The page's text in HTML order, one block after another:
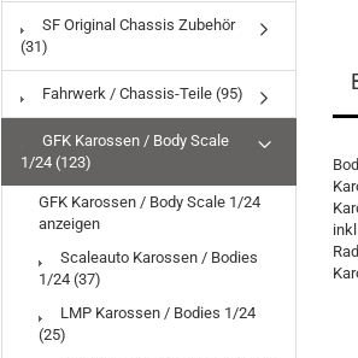
SF Original Chassis Zubehör
(31)
Fahrwerk / Chassis-Teile (95)
GFK Karossen / Body Scale
1/24 (123)
GFK Karossen / Body Scale 1/24
anzeigen
Scaleauto Karossen / Bodies
1/24 (37)
LMP Karossen / Bodies 1/24
(25)